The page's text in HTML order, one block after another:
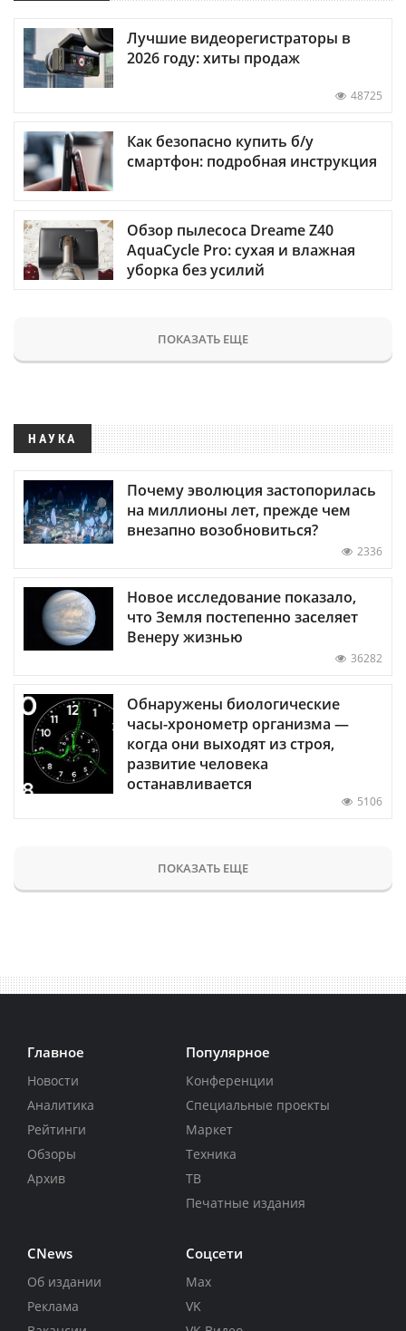
Лучшие видеорегистраторы в
2026 году: хиты продаж
48725
Как безопасно купить б/у
смартфон: подробная инструкция
Обзор пылесоса Dreame Z40
AquaCycle Pro: сухая и влажная
уборка без усилий
ПОКАЗАТЬ ЕЩЕ
НАУКА
Почему эволюция застопорилась
на миллионы лет, прежде чем
внезапно возобновиться?
2336
Новое исследование показало,
что Земля постепенно заселяет
Венеру жизнью
36282
Обнаружены биологические
часы-хронометр организма —
когда они выходят из строя,
развитие человека
останавливается
5106
ПОКАЗАТЬ ЕЩЕ
Главное
Новости
Аналитика
Рейтинги
Обзоры
Архив
Популярное
Конференции
Специальные проекты
Маркет
Техника
ТВ
Печатные издания
CNews
Об издании
Реклама
Соцсети
Max
VK